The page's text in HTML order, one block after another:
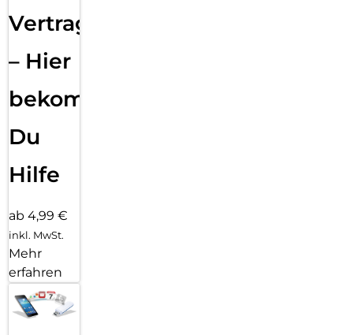
Vertragsabwicklung
– Hier
bekommst
Du
Hilfe
ab 4,99 €
inkl. MwSt.
Mehr
erfahren